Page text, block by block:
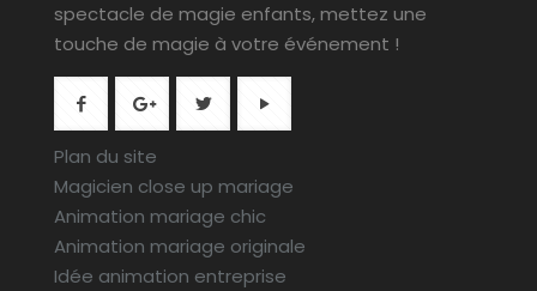
spectacle de magie enfants, mettez une
touche de magie à votre événement !
Plan du site
Magicien close up mariage
Animation mariage chic
Animation mariage originale
Idée animation entreprise